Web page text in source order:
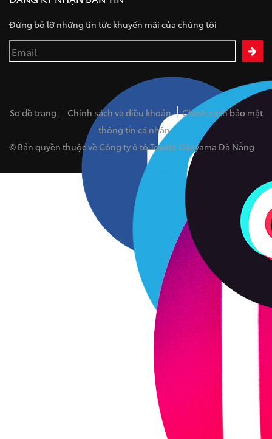
Đừng bỏ lỡ những tin tức khuyến mãi của chúng tôi
Sơ đồ trang Chính sách và điều khoản
Chính sách bảo mật
thông tin cá nhân
© Bản quyền thuộc về Công ty ô tô Toyota Okayama Đà Nẵng